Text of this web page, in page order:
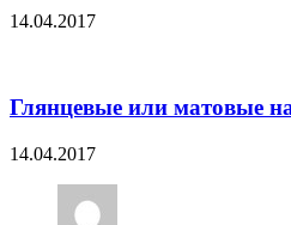
14.04.2017
Глянцевые или матовые
14.04.2017